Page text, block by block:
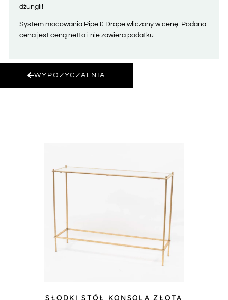
dżungli!
System mocowania Pipe & Drape wliczony w cenę. Podana
cena jest ceną netto i nie zawiera podatku.
WYPOŻYCZALNIA
SŁODKI STÓŁ KONSOLA ZŁOTA